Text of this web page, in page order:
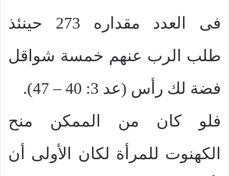
فى العدد مقداره 273 حينئذ
طلب الرب عنهم خمسة شواقل
فضة لك رأس (عد 3: 40 – 47).
فلو كان من الممكن منح
الكهنوت للمرأة لكان الأولى أن